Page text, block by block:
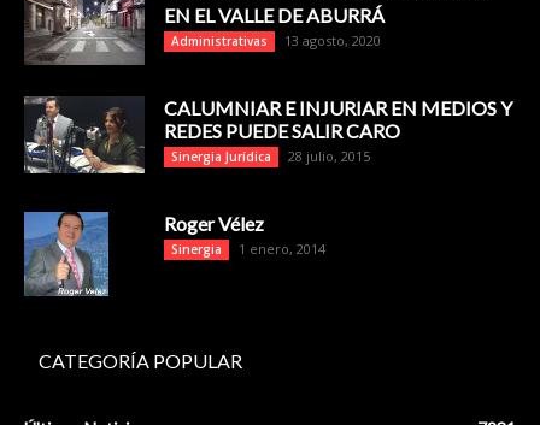
EN EL VALLE DE ABURRÁ
Administrativas 13 agosto, 2020
CALUMNIAR E INJURIAR EN MEDIOS Y
REDES PUEDE SALIR CARO
Sinergia Jurídica 28 julio, 2015
Roger Vélez
Sinergia 1 enero, 2014
CATEGORÍA POPULAR